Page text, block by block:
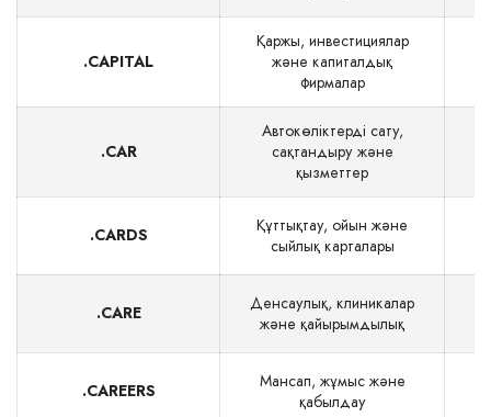
.CAPITAL
Қаржы, инвестициялар
және капиталдық
фирмалар
.CAR
Автокөліктерді сату,
сақтандыру және
қызметтер
.CARDS
Құттықтау, ойын және
сыйлық карталары
.CARE
Денсаулық, клиникалар
және қайырымдылық
.CAREERS
Мансап, жұмыс және
қабылдау